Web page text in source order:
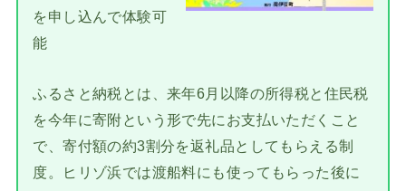
を申し込んで体験可
能
ふるさと納税とは、来年6月以降の所得税と住民税
を今年に寄附という形で先にお支払いただくこと
で、寄付額の約3割分を返礼品としてもらえる制
度。ヒリゾ浜では渡船料にも使ってもらった後に